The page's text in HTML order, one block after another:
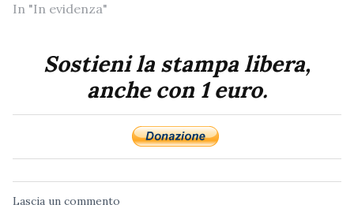
In "In evidenza"
Sostieni la stampa libera,
anche con 1 euro.
Lascia un commento